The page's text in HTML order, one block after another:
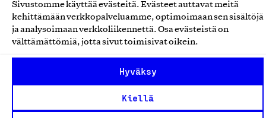
Sivustomme käyttää evästeitä. Evästeet auttavat meitä
kehittämään verkkopalveluamme, optimoimaan sen sisältöjä
ja analysoimaan verkkoliikennettä. Osa evästeistä on
välttämättömiä, jotta sivut toimisivat oikein.
Hyväksy
Kiellä
Avainlippu
Design From Finland